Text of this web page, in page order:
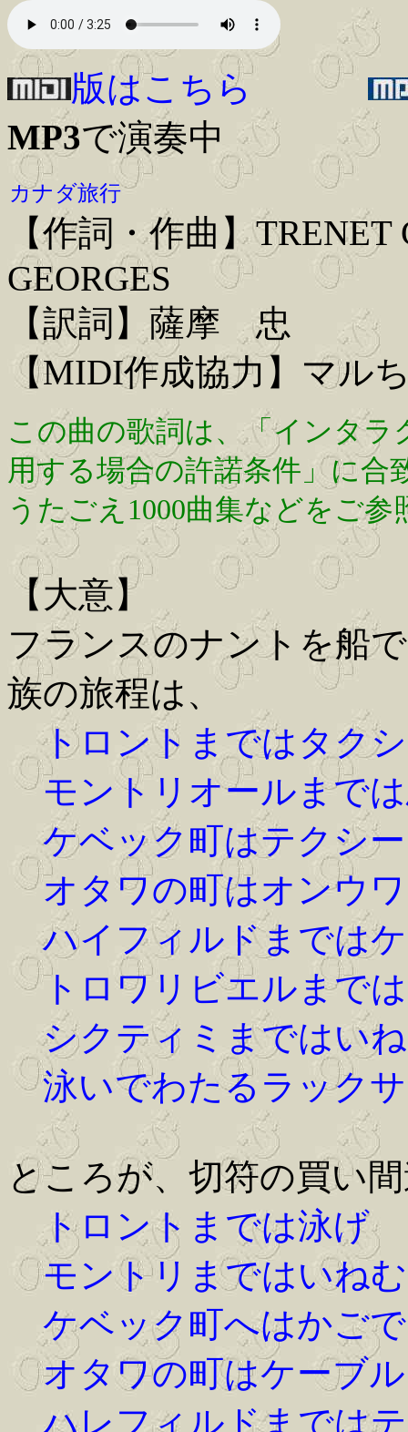
版はこちら
MP3で演奏中
カナダ旅行
【作詞・作曲】
GEORGES
【訳詞】薩摩 忠
【MIDI作成協力】マル
この曲の歌詞は、「インタ
用する場合の許諾条件」に合
うたごえ1000曲集などをご参
【大意】
フランスのナントを船
族の旅程は、
トロントまではタク
モントリオールまで
ケベック町はテクシー
オタワの町はオンウ
ハイフィルドまでは
トロワリビエルまで
シクティミまではい
泳いでわたるラック
ところが、切符の買い
トロントまでは泳げ
モントリまではいね
ケベック町へはかごで
オタワの町はケーブ
ハレフィルドまでは